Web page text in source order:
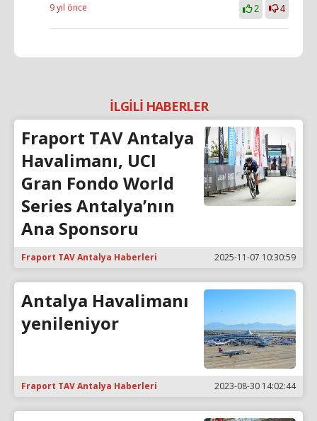
9 yıl önce 2 4
İLGİLİ HABERLER
Fraport TAV Antalya
Havalimanı, UCI
Gran Fondo World
Series Antalya’nın
Ana Sponsoru
Fraport TAV Antalya Haberleri 2025-11-07 10:30:59
Antalya Havalimanı
yenileniyor
Fraport TAV Antalya Haberleri 2023-08-30 14:02:44